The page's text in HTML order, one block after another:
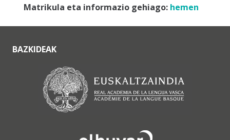
Matrikula eta informazio gehiago: hemen
BAZKIDEAK